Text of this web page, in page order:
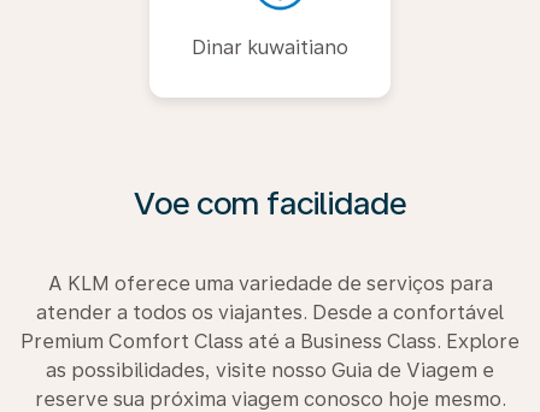
Dinar kuwaitiano
Voe com facilidade
A KLM oferece uma variedade de serviços para
atender a todos os viajantes. Desde a confortável
Premium Comfort Class até a Business Class. Explore
as possibilidades, visite nosso Guia de Viagem e
reserve sua próxima viagem conosco hoje mesmo.